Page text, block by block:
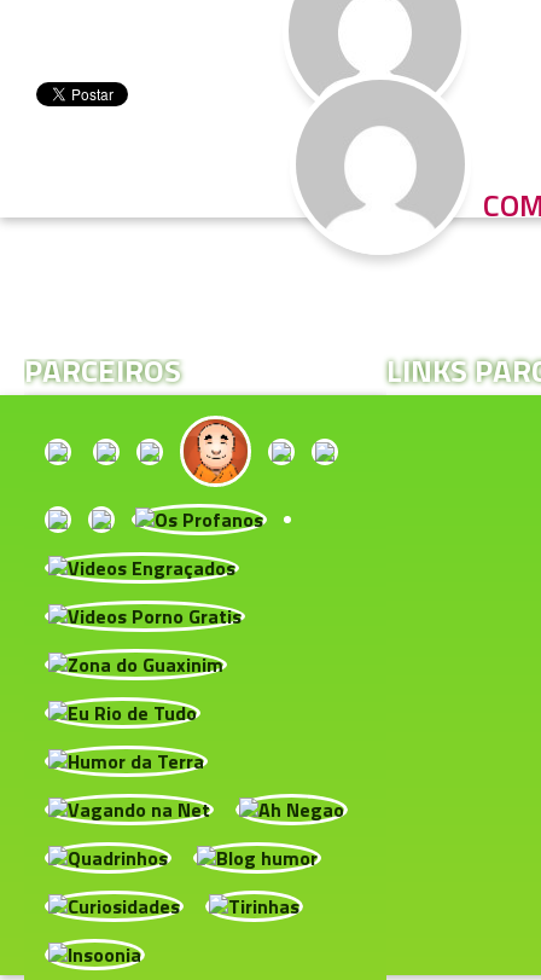
PARCEIROS LINKS